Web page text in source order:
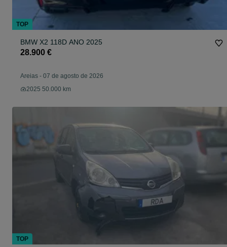
BMW X2 118D ANO 2025
28.900 €
Areias - 07 de agosto de 2026
2025 50.000 km
TOP
TOP